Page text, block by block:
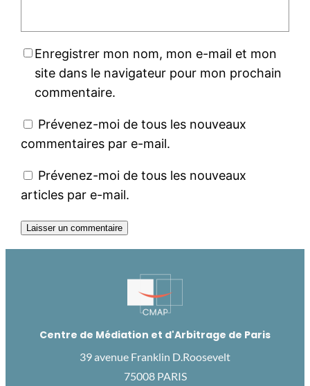
Enregistrer mon nom, mon e-mail et mon
site dans le navigateur pour mon prochain
commentaire.
Prévenez-moi de tous les nouveaux
commentaires par e-mail.
Prévenez-moi de tous les nouveaux
articles par e-mail.
Centre de Médiation et d'Arbitrage de Paris
39 avenue Franklin D.Roosevelt
75008 PARIS